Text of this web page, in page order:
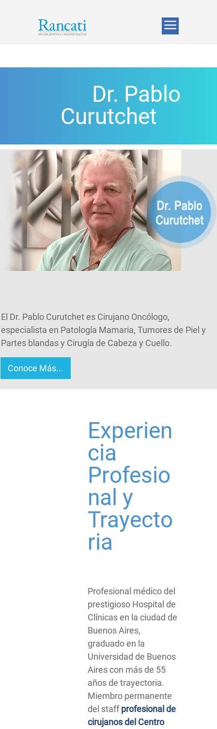
Dr. Pablo
Curutchet
El Dr. Pablo Curutchet es Cirujano Oncólogo,
especialista en Patología Mamaria, Tumores de Piel y
Partes blandas y Cirugía de Cabeza y Cuello.
Conoce Más...
Experien
cia
Profesio
nal y
Trayecto
ria
Profesional médico del
prestigioso Hospital de
Clínicas en la ciudad de
Buenos Aires,
graduado en la
Universidad de Buenos
Aires con más de 55
años de trayectoria.
Miembro permanente
del staffprofesional de
cirujanos del Centro